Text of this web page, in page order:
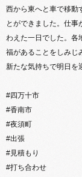
西から東へと車で移動
とができました。仕
わえた一日でした。各
福があることをしみじ
新たな気持ちで明日を
#四万十市
#香南市
#夜須町
#出張
#見積もり
#打ち合わせ